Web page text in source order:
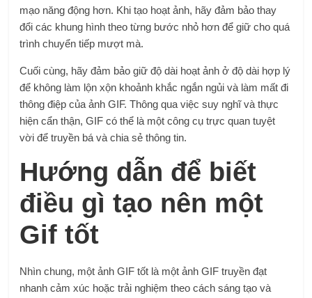
mạo năng động hơn. Khi tạo hoạt ảnh, hãy đảm bảo thay
đổi các khung hình theo từng bước nhỏ hơn để giữ cho quá
trình chuyển tiếp mượt mà.
Cuối cùng, hãy đảm bảo giữ độ dài hoạt ảnh ở độ dài hợp lý
để không làm lộn xộn khoảnh khắc ngắn ngủi và làm mất đi
thông điệp của ảnh GIF. Thông qua việc suy nghĩ và thực
hiện cẩn thận, GIF có thể là một công cụ trực quan tuyệt
vời để truyền bá và chia sẻ thông tin.
Hướng dẫn để biết
điều gì tạo nên một
Gif tốt
Nhìn chung, một ảnh GIF tốt là một ảnh GIF truyền đạt
nhanh cảm xúc hoặc trải nghiệm theo cách sáng tạo và